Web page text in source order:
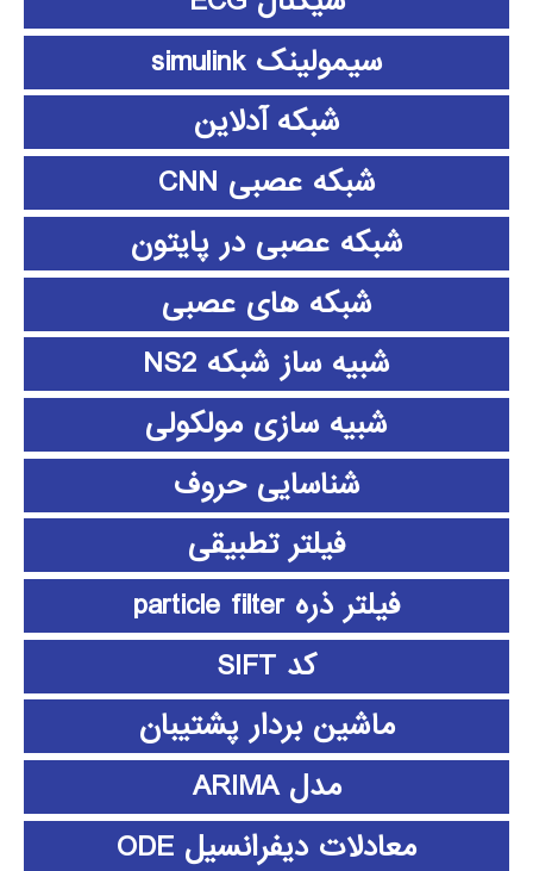
سیمولینک simulink
شبکه آدلاین
شبکه عصبی CNN
شبکه عصبی در پایتون
شبکه های عصبی
شبیه ساز شبکه NS2
شبیه سازی مولکولی
شناسایی حروف
فیلتر تطبیقی
فیلتر ذره particle filter
کد SIFT
ماشین بردار پشتیبان
مدل ARIMA
معادلات دیفرانسیل ODE